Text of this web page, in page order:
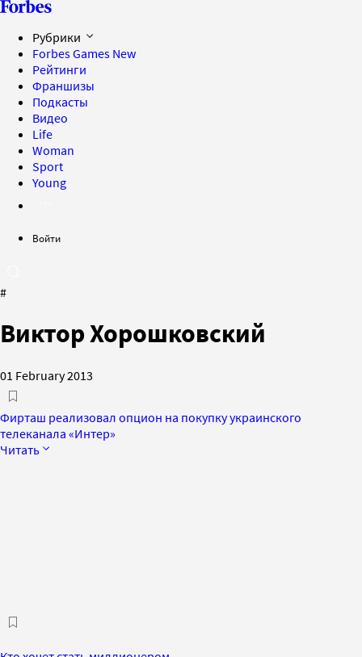
Рубрики
Forbes Games New
Рейтинги
Франшизы
Подкасты
Видео
Life
Woman
Sport
Young
Войти
#
Виктор Хорошковский
01 February 2013
Фирташ реализовал опцион на покупку украинского
телеканала «Интер»
Читать